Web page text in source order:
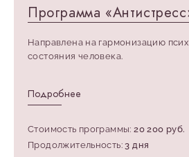
Программа
Направлена на гармонизацию
состояния человека.
Подробнее
Стоимость программы: 20 200 руб.
Продолжительность:3 дня